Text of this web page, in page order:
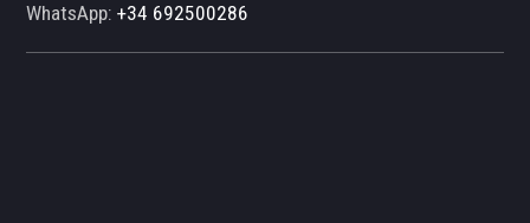
WhatsApp:+34 692500286